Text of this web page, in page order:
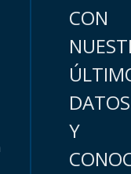
CON
DATOS
Y